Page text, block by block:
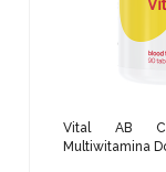
Vital AB
Multiwitamina